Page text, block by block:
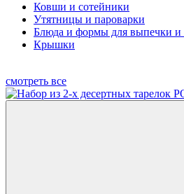
Ковши и сотейники
Утятницы и пароварки
Блюда и формы для выпечки и
Крышки
смотреть все